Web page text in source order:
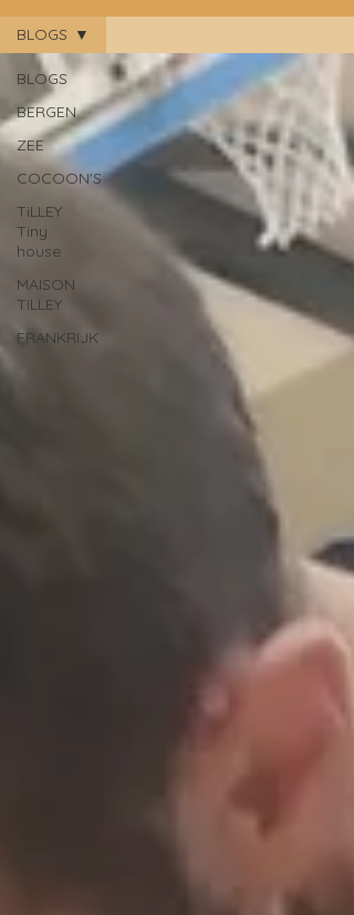
BLOGS
BERGEN
ZEE
COCOON'S
TiLLEY
Tiny
house
MAISON
TILLEY
FRANKRIJK
BLOGS